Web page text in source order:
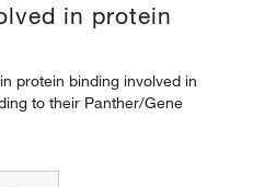
in protein
protein binding involved in
to their Panther/Gene